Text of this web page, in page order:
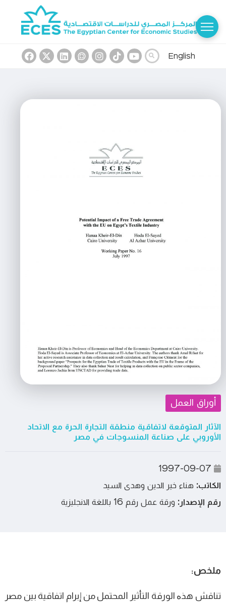
English
أوراق العمل
الآثار المتوقعة لاتفاقية منطقة التجارة الحرة مع الاتحاد
الأوروبي على صناعة المنسوجات في مصر
الكاتب: هناء خير الدين وهدى السيد
رقم الإصدار: ورقة عمل رقم 16 باللغة الانجليزية
ﻣﻠﺨﺺ:
ﺗﻨﺎﻗﺶ ﻫﺬﻩ الورﻗﺔ اﻟﺘﺄﺛﻴﺮ ﺍﻟﻤﺤﺘﻤﻞ ﻣﻦ إﺑﺮام اﺗﻔﺎﻗﻴﺔ ﺑﻴﻦ ﻣﺼﺮ